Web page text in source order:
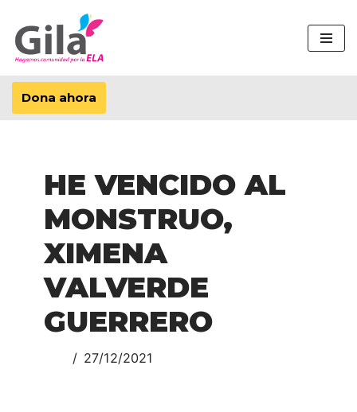
Saltar
al
contenido
Dona ahora
HE VENCIDO AL
MONSTRUO,
XIMENA
VALVERDE
GUERRERO
27/12/2021